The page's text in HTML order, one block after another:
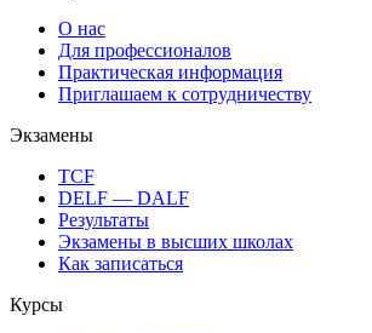
О нас
Для профессионалов
Практическая информация
Приглашаем к сотрудничеству
Экзамены
TCF
DELF — DALF
Результаты
Экзамены в высших школах
Как записаться
Курсы